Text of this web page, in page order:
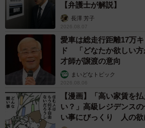
【弁護士が解説】
長澤 芳子
2026.08.07
愛車は総走行距離17万
ド 「どなたか欲しい
才師が譲渡の意向
まいどなトピック
2026.08.06
【漫画】「高い家賃を
い？」高級レジデンス
い事にびっくり 人の欲